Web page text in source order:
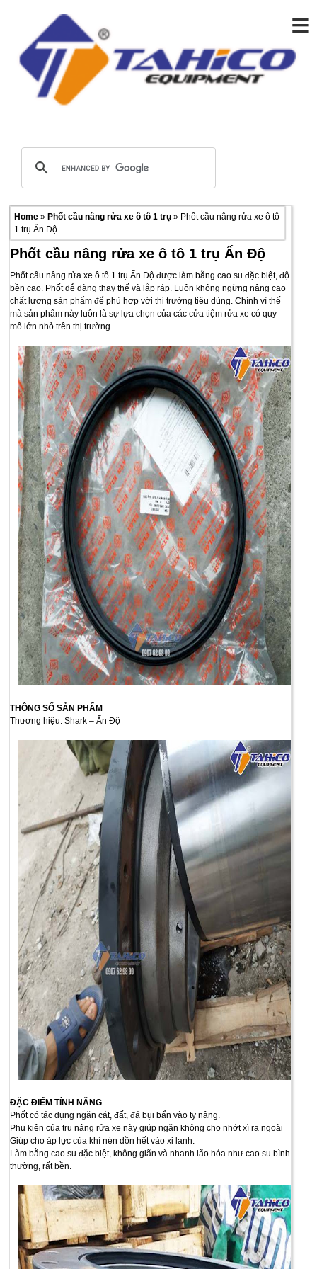
≡
Home» Phốt cầu nâng rửa xe ô tô 1 trụ» Phốt cầu nâng rửa xe ô tô
1 trụ Ấn Độ
Phốt cầu nâng rửa xe ô tô 1 trụ Ấn Độ
Phốt cầu nâng rửa xe ô tô 1 trụ Ấn Độ được làm bằng cao su đặc biệt, độ
bền cao. Phốt dễ dàng thay thế và lắp ráp. Luôn không ngừng nâng cao
chất lượng sản phẩm để phù hợp với thị trường tiêu dùng. Chính vì thế
mà sản phẩm này luôn là sự lựa chọn của các cửa tiệm rửa xe có quy
mô lớn nhỏ trên thị trường.
THÔNG SỐ SẢN PHẨM
Thương hiệu: Shark – Ấn Độ
ĐẶC ĐIỂM TÍNH NĂNG
Phốt có tác dụng ngăn cát, đất, đá bụi bẩn vào ty nâng.
Phụ kiện của trụ nâng rửa xe này giúp ngăn không cho nhớt xì ra ngoài
Giúp cho áp lực của khí nén dồn hết vào xi lanh.
Làm bằng cao su đặc biệt, không giãn và nhanh lão hóa như cao su bình
thường, rất bền.